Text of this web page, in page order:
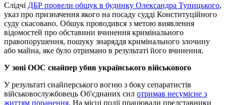
Слідчі ДБР провели обшук в будинку Олександра Тупицького,
указ про призначення якого на посаду судді Конституційного
суду скасовано. Обшук проводився з метою виявлення
відомостей про обставини вчинення кримінального
правопорушення, пошуку знаряддя кримінального злочину
або майна, яке було отримано в результаті його вчинення.
У зоні ООС снайпер убив українського військового
У результаті снайперського вогню з боку сепаратистів
військовослужбовець Об'єднаних сил отримав несумісне з
життям поранення. На місці події працювали представники